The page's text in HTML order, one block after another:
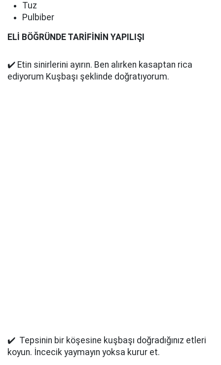
Tuz
Pulbiber
ELİ BÖĞRÜNDE TARİFİNİN YAPILIŞI
✔️ Etin sinirlerini ayırın. Ben alırken kasaptan rica
ediyorum Kuşbaşı şeklinde doğratıyorum.
✔️ Tepsinin bir köşesine kuşbaşı doğradığınız etleri
koyun. İncecik yaymayın yoksa kurur et.